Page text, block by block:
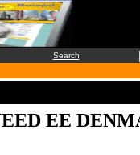
Search |
EE